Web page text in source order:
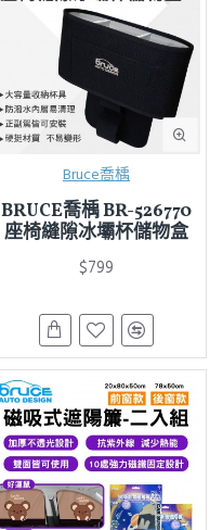
Bruce喬楀
BRUCE喬楀 BR-526770
座椅縫隙冰壩杯儲物盒
$799